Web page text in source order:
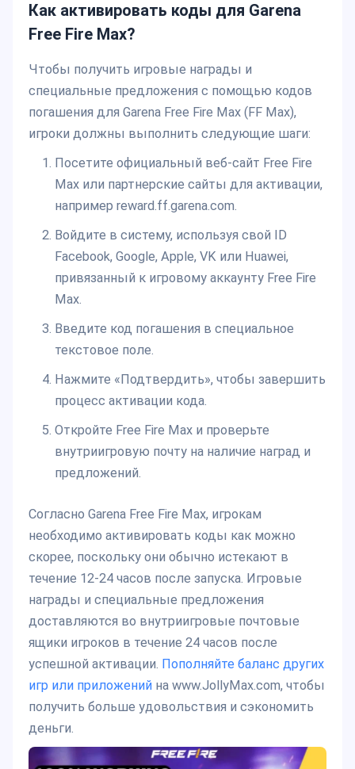
Как активировать коды для Garena
Free Fire Max?
Чтобы получить игровые награды и
специальные предложения с помощью кодов
погашения для Garena Free Fire Max (FF Max),
игроки должны выполнить следующие шаги:
Посетите официальный веб-сайт Free Fire
Max или партнерские сайты для активации,
например reward.ff.garena.com.
Войдите в систему, используя свой ID
Facebook, Google, Apple, VK или Huawei,
привязанный к игровому аккаунту Free Fire
Max.
Введите код погашения в специальное
текстовое поле.
Нажмите «Подтвердить», чтобы завершить
процесс активации кода.
Откройте Free Fire Max и проверьте
внутриигровую почту на наличие наград и
предложений.
Согласно Garena Free Fire Max, игрокам
необходимо активировать коды как можно
скорее, поскольку они обычно истекают в
течение 12-24 часов после запуска. Игровые
награды и специальные предложения
доставляются во внутриигровые почтовые
ящики игроков в течение 24 часов после
успешной активации. Пополняйте баланс других
игр или приложений на www.JollyMax.com, чтобы
получить больше удовольствия и сэкономить
деньги.